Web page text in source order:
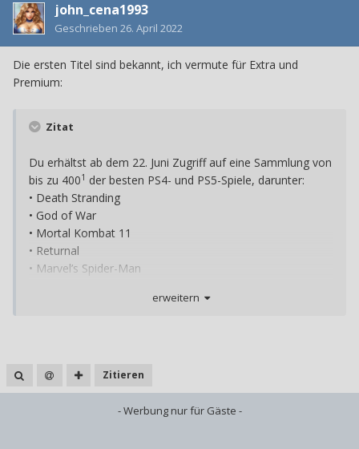
john_cena1993
Geschrieben 26. April 2022
Die ersten Titel sind bekannt, ich vermute für Extra und
Premium:
Zitat
Du erhältst ab dem 22. Juni Zugriff auf eine Sammlung von
bis zu 4001 der besten PS4- und PS5-Spiele, darunter:
• Death Stranding
• God of War
• Mortal Kombat 11
• Returnal
• Marvel’s Spider-Man
• und viele weitere, die noch bekannt gegeben werden
erweitern
Zitieren
- Werbung nur für Gäste -